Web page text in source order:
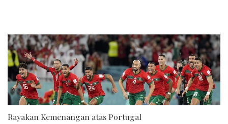
Rayakan Kemenangan atas Portugal